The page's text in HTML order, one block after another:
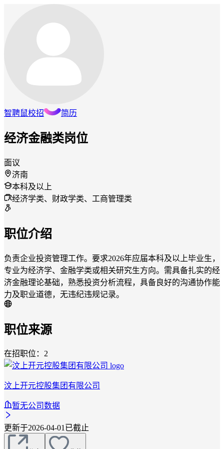
智聘鼠校招 简历
经济金融类岗位
面议
济南
本科及以上
经济学类、财政学类、工商管理类
职位介绍
负责企业投资管理工作。要求2026年应届本科及以上毕业生，
专业为经济学、金融学类或相关研究生方向。需具备扎实的经
济金融理论基础，熟悉投资分析流程，具备良好的沟通协作能
力及职业道德，无违纪违规记录。
职位来源
在招职位：2
汶上开元控股集团有限公司
暂无公司数据
更新于2026-04-01已截止